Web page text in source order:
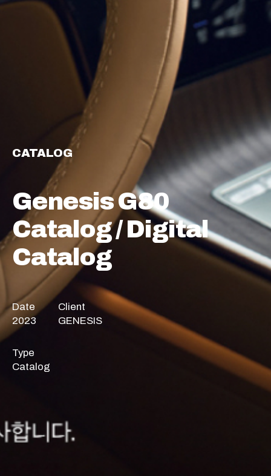
CATALOG
Genesis G80
Catalog / Digital
Catalog
Date
2023
Client
GENESIS
Type
Catalog